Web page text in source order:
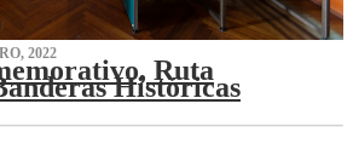
2022
Ruta
Históricas